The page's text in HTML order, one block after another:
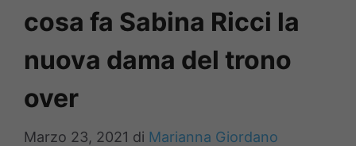
cosa fa Sabina Ricci la
nuova dama del trono
over
Marzo 23, 2021 di Marianna Giordano